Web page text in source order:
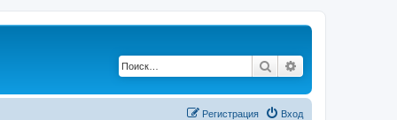
Поиск
Вход
Регистрация